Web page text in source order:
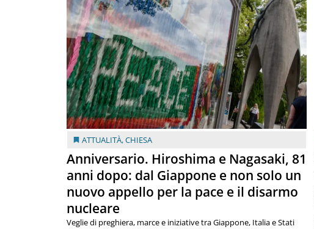
ATTUALITÀ,CHIESA
Anniversario. Hiroshima e Nagasaki, 81
anni dopo: dal Giappone e non solo un
nuovo appello per la pace e il disarmo
nucleare
Veglie di preghiera, marce e iniziative tra Giappone, Italia e Stati